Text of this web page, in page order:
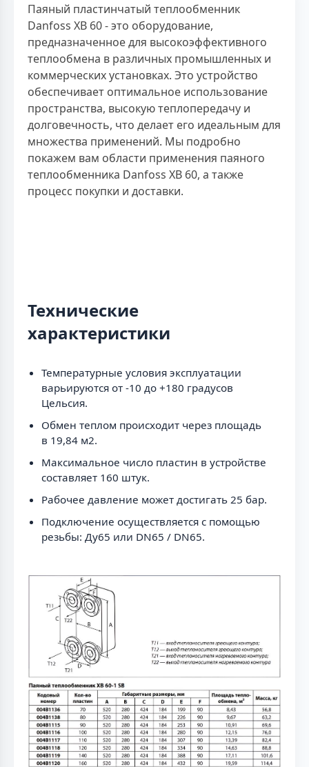
Паяный пластинчатый теплообменник
Danfoss XB 60 - это оборудование,
предназначенное для высокоэффективного
теплообмена в различных промышленных и
коммерческих установках. Это устройство
обеспечивает оптимальное использование
пространства, высокую теплопередачу и
долговечность, что делает его идеальным для
множества применений. Мы подробно
покажем вам области применения паяного
теплообменника Danfoss XB 60, а также
процесс покупки и доставки.
Технические
характеристики
Температурные условия эксплуатации
варьируются от -10 до +180 градусов
Цельсия.
Обмен теплом происходит через площадь
в 19,84 м2.
Максимальное число пластин в устройстве
составляет 160 штук.
Рабочее давление может достигать 25 бар.
Подключение осуществляется с помощью
резьбы: Ду65 или DN65 / DN65.